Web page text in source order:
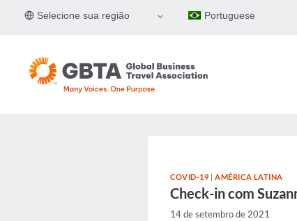
Selecione sua região Portuguese
COVID-19 |AMÉRICA LATINA
Check-in com
14 de setembro de 2021